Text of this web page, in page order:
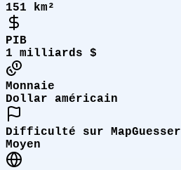
151 km²
PIB
1 milliards $
Monnaie
Dollar américain
Difficulté sur MapGuesser
Moyen